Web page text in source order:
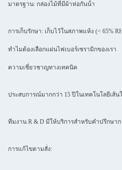
มาตรฐาน: กล่องไม้ที่มีผ้าห่อกันน้ํา
การเก็บรักษา: เก็บไว้ในสภาพแห้ง (< 65%
ทําไมต้องเลือกแผ่นไฟเบอร์เซรามิกของเรา
ความเชี่ยวชาญทางเทคนิค
ประสบการณ์มากกว่า 15 ปีในเทคโนโลยีเส้น
ทีมงาน R & D มีให้บริการสําหรับคําปรึกษาก
การแก้ไขตามสั่ง: